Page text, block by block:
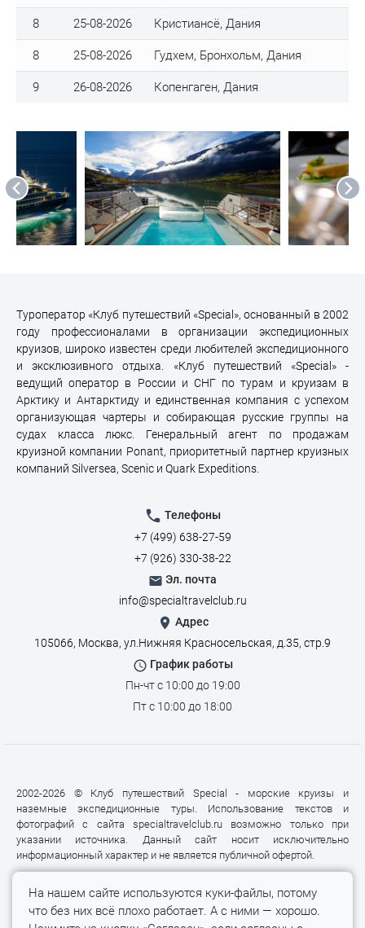
8 25-08-2026 Кристиансё, Дания
8 25-08-2026 Гудхем, Бронхольм, Дания
9 26-08-2026 Копенгаген, Дания
Туроператор «Клуб путешествий «Special», основанный в 2002
году профессионалами в организации экспедиционных
круизов, широко известен среди любителей экспедиционного
и эксклюзивного отдыха. «Клуб путешествий «Special» -
ведущий оператор в России и СНГ по турам и круизам в
Арктику и Антарктиду и единственная компания с успехом
организующая чартеры и собирающая русские группы на
судах класса люкс. Генеральный агент по продажам
круизной компании Ponant, приоритетный партнер круизных
компаний Silversea, Scenic и Quark Expeditions.
Телефоны
+7 (499) 638-27-59
+7 (926) 330-38-22
Эл. почта
info@specialtravelclub.ru
Адрес
105066, Москва, ул.Нижняя Красносельская, д.35, стр.9
График работы
Пн-чт с 10:00 до 19:00
Пт с 10:00 до 18:00
2002-2026 © Клуб путешествий Special - морские круизы и
наземные экспедиционные туры. Использование текстов и
фотографий с сайта specialtravelclub.ru возможно только при
указании источника. Данный сайт носит исключительно
информационный характер и не является публичной офертой.
На нашем сайте используются куки-файлы, потому
что без них всё плохо работает. А с ними — хорошо.